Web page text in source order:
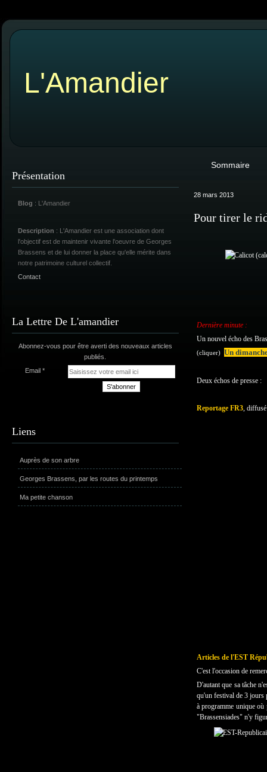
L'Amandier
Présentation
Blog : L'Amandier
Description : L'Amandier est une association dont
l'objectif est de maintenir vivante l'oeuvre de Georges
Brassens et de lui donner la place qu'elle mérite dans
notre patrimoine culturel collectif.
Contact
La Lettre De L'amandier
Abonnez-vous pour être averti des nouveaux articles
publiés.
Email
Liens
Auprès de son arbre
Georges Brassens, par les routes du printemps
Ma petite chanson
Sommaire
28 mars 2013
Pour tirer le
Dernière minute :
Un nouvel écho des
(cliquer) Un
Deux échos de presse :
Reportage FR3, diffusé
Articles de l'EST
C'est l'occasion de
D'autant que sa tâche
qu'un festival de 3 jours
à programme unique
"Brassensiades" n'y